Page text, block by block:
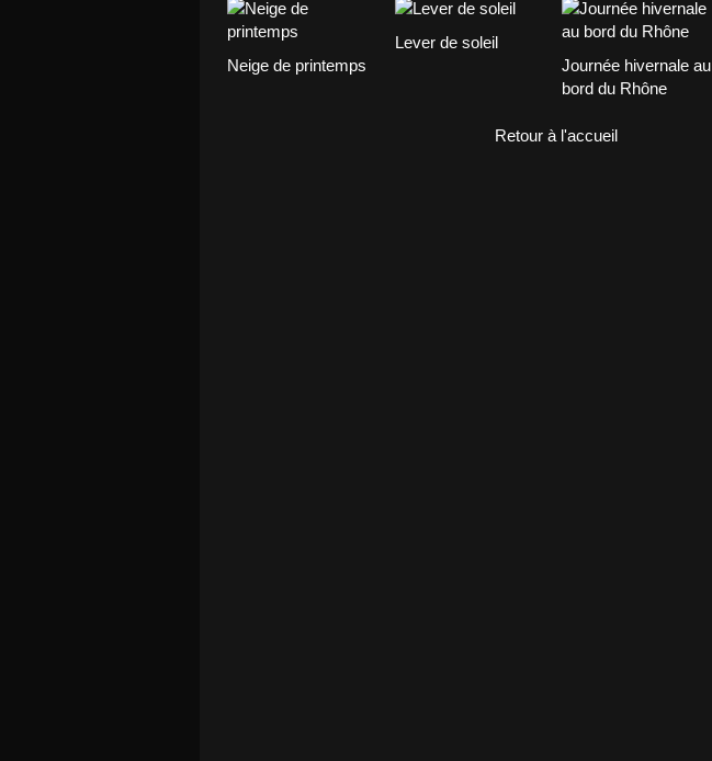
Neige de printemps
Lever de soleil
Journée hivernale au
bord du Rhône
Retour à l'accueil